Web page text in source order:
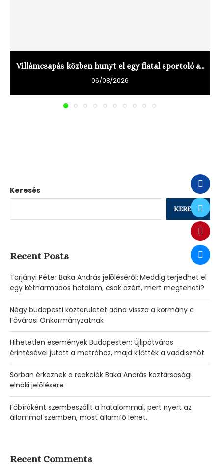
Villámcsapás közben hunyt el egy fiatal sportoló a...
06/08/2026
Keresés
KERESÉS
Recent Posts
Tarjányi Péter Baka András jelöléséről: Meddig terjedhet el
egy kétharmados hatalom, csak azért, mert megteheti?
Négy budapesti közterületet adna vissza a kormány a
Fővárosi Önkormányzatnak
Hihetetlen események Budapesten: Újlipótváros
érintésével jutott a metróhoz, majd kilőtték a vaddisznót.
Sorban érkeznek a reakciók Baka András köztársasági
elnöki jelölésére
Főbíróként szembeszállt a hatalommal, pert nyert az
állammal szemben, most államfő lehet.
Recent Comments